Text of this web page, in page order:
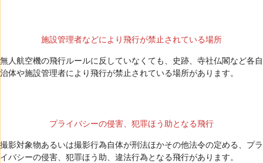
施設管理者などにより飛行が禁止されている場所
無人航空機の飛行ルールに反していなくても、史跡、寺社仏閣など各自
治体や施設管理者により飛行が禁止されている場所があります。
プライバシーの侵害、犯罪ほう助となる飛行
撮影対象物あるいは撮影行為自体が刑法ほかその他法令の定める、プラ
イバシーの侵害、犯罪ほう助、違法行為となる飛行があります。